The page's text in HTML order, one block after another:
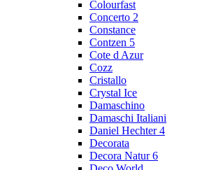
Colourfast
Concerto 2
Constance
Contzen 5
Cote d Azur
Cozz
Cristallo
Crystal Ice
Damaschino
Damaschi Italiani
Daniel Hechter 4
Decorata
Decora Natur 6